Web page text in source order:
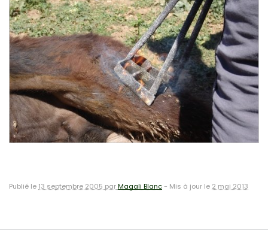
Publié le 13 septembre 2005 parMagali Blanc- Mis à jour le 2 mai 2013